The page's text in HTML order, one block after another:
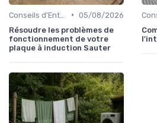
• 05/08/2026
Résoudre les problèmes de
fonctionnement de votre
plaque à induction Sauter